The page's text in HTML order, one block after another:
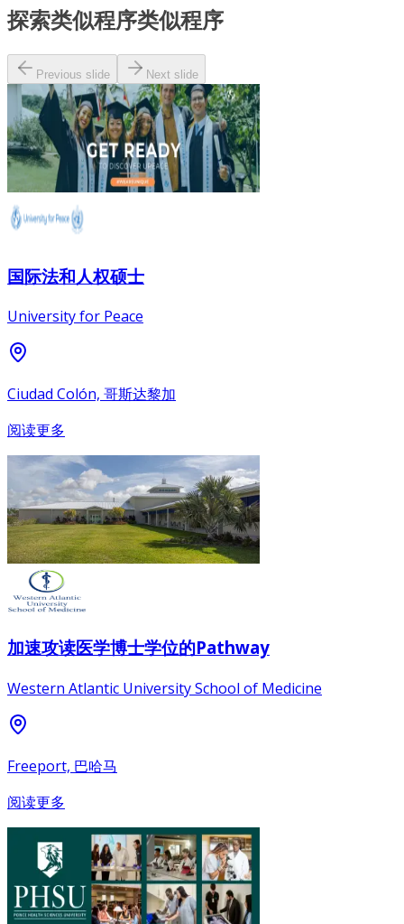
探索类似程序类似程序
Previous slide Next slide
国际法和人权硕士
University for Peace
Ciudad Colón, 哥斯达黎加
阅读更多
加速攻读医学博士学位的Pathway
Western Atlantic University School of Medicine
Freeport, 巴哈马
阅读更多